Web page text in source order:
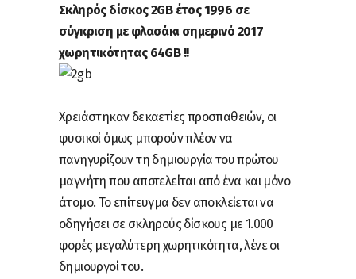
Σκληρός δίσκος 2GB έτος 1996 σε
σύγκριση με φλασάκι σημερινό 2017
χωρητικότητας 64GB !!
Χρειάστηκαν δεκαετίες προσπαθειών, οι
φυσικοί όμως μπορούν πλέον να
πανηγυρίζουν τη δημιουργία του πρώτου
μαγνήτη που αποτελείται από ένα και μόνο
άτομο. Το επίτευγμα δεν αποκλείεται να
οδηγήσει σε σκληρούς δίσκους με 1.000
φορές μεγαλύτερη χωρητικότητα, λένε οι
δημιουργοί του.